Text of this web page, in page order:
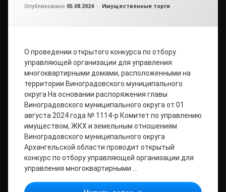
Опубликовано 05.08.2024 Рубрики:
Имущественные торги
О проведении открытого конкурса по отбору
управляющей организации для управления
многоквартирными домами, расположенными на
территории Виноградовского муниципального
округа На основании распоряжения главы
Виноградовского муниципального округа от 01
августа 2024 года № 1114-р Комитет по управлению
имуществом, ЖКХ и земельным отношениям
Виноградовского муниципального округа
Архангельской области проводит открытый
конкурс по отбору управляющей организации для
управления многоквартирными …